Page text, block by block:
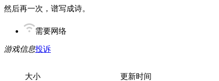
然后再一次，谱写成诗。
需要网络
游戏信息投诉
大小 更新时间